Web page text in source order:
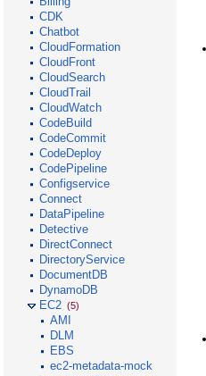
CDK
Chatbot
CloudFormation
CloudFront
CloudSearch
CloudTrail
CloudWatch
CodeBuild
CodeCommit
CodeDeploy
CodePipeline
Configservice
Connect
DataPipeline
Detective
DirectConnect
DirectoryService
DocumentDB
DynamoDB
EC2 (5)
AMI
DLM
EBS
ec2-metadata-mock